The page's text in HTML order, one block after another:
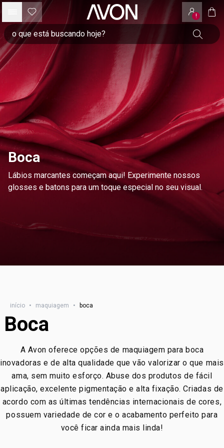
!
Boca
Lábios marcantes começam aqui! Experimente nossos
glosses e batons para um toque especial no seu visual.
início • maquiagem • boca
Boca
A Avon oferece opções de maquiagem para boca
inovadoras e de alta qualidade que vão valorizar o que mais
ama, sem muito esforço. Abuse dos produtos de fácil
aplicação, excelente pigmentação e alta fixação. Criadas de
acordo com as últimas tendências internacionais de cores,
possuem variedade de cor e o acabamento perfeito para
você ficar ainda mais linda!